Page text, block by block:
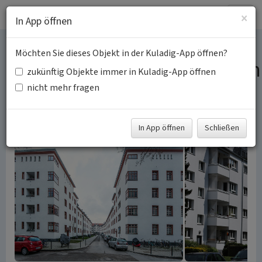
Genossenschaftssiedlungen
in Köln
Kulturlandschaftspflege
×
In App öffnen
Möchten Sie dieses Objekt in der Kuladig-App öffnen?
zukünftig Objekte immer in Kuladig-App öffnen
nicht mehr fragen
In App öffnen Schließen